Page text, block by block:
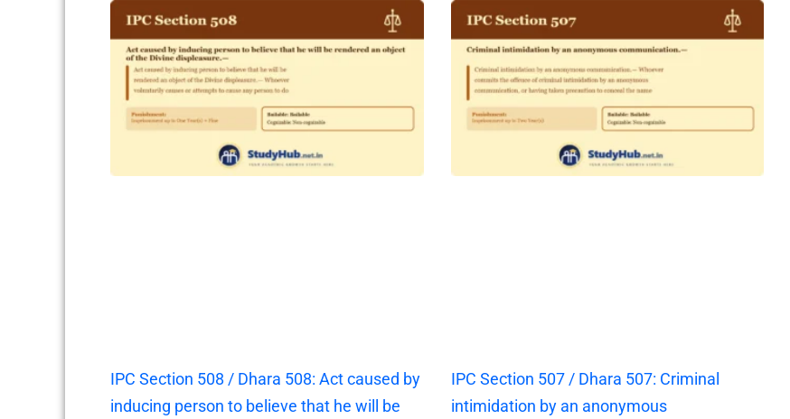
IPC Section 508 / Dhara 508: Act caused by
inducing person to believe that he will be
IPC Section 507 / Dhara 507: Criminal
intimidation by an anonymous